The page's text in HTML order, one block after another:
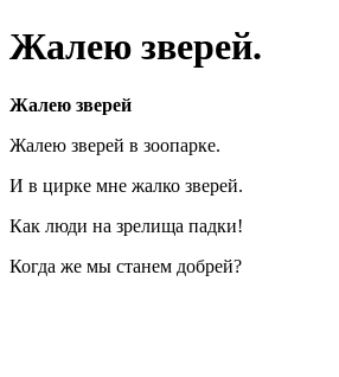
Жалею зверей.
Жалею зверей
Жалею зверей в зоопарке.
И в цирке мне жалко зверей.
Как люди на зрелища падки!
Когда же мы станем добрей?